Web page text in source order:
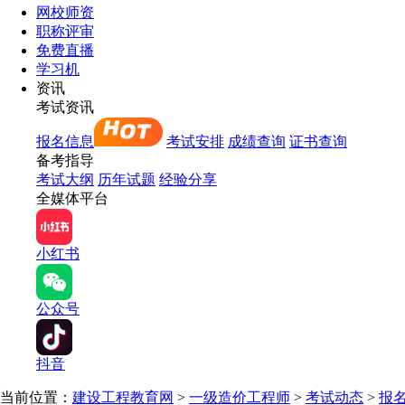
网校师资
职称评审
免费直播
学习机
资讯
考试资讯
报名信息 考试安排 成绩查询 证书查询
备考指导
考试大纲 历年试题 经验分享
全媒体平台
小红书
公众号
抖音
当前位置： 建设工程教育网 > 一级造价工程师 > 考试动态 > 报